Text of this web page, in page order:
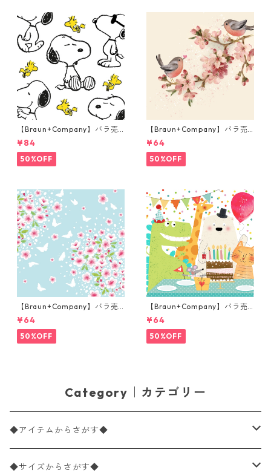
【Braun+Company】バラ売
り2枚 ランチサイズ ペーパー
ナプキン Snoopy + Woodstoc
k ホワイト PEANUTS
¥84
50%OFF
【Braun+Company】バラ売
り2枚 ランチサイズ ペーパー
ナプキン Cherry Blossom Lo
ve ベージュxピンク
¥64
50%OFF
【Braun+Company】バラ売
り2枚 ランチサイズ ペーパー
ナプキン CHERRY SPRING ブ
ルー×ピンク 桜
¥64
50%OFF
【Braun+Company】バラ売
り2枚 ランチサイズ ペーパー
ナプキン All my Friends ホワ
イト
¥64
50%OFF
Category｜カテゴリー
◆アイテムからさがす◆
ペーパーナプキン2枚バラ売り
◆サイズからさがす◆